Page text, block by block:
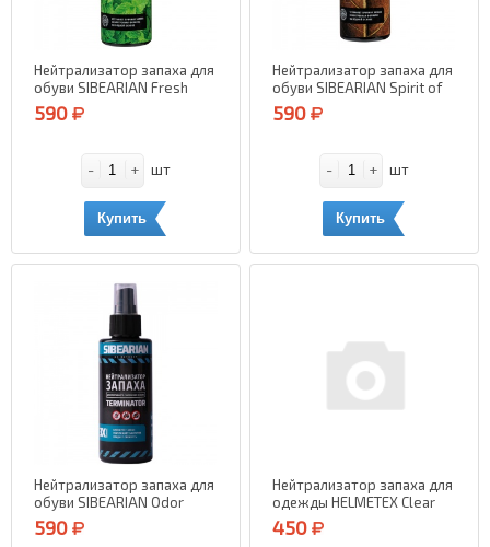
Нейтрализатор запаха для
обуви SIBEARIAN Fresh
Mint (Мята) 150 мл.
590
- + шт
Купить
Нейтрализатор запаха для
обуви SIBEARIAN Spirit of
Havana (Табак и Ваниль)
150 мл.
590
- + шт
Купить
Нейтрализатор запаха для
обуви SIBEARIAN Odor
Terminator (Нейтральный)
150 мл.
590
Нейтрализатор запаха для
одежды HELMETEX Clear
(Нейтральный) 100 мл.
450